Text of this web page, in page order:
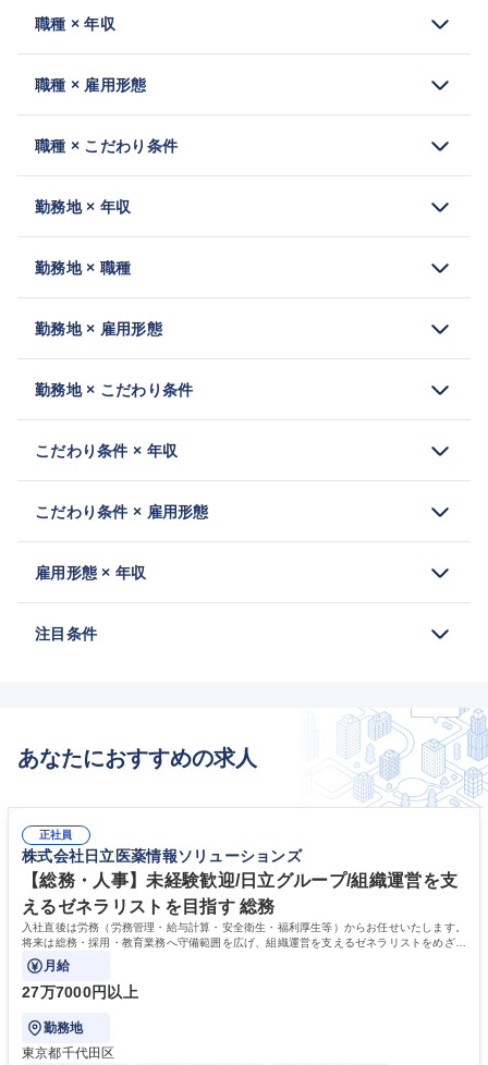
職種 × 年収
職種 × 雇用形態
職種 × こだわり条件
勤務地 × 年収
勤務地 × 職種
勤務地 × 雇用形態
勤務地 × こだわり条件
こだわり条件 × 年収
こだわり条件 × 雇用形態
雇用形態 × 年収
注目条件
あなたにおすすめの求人
正社員
株式会社日立医薬情報ソリューションズ
【総務・人事】未経験歓迎/日立グループ/組織運営を支
えるゼネラリストを目指す 総務
入社直後は労務（労務管理・給与計算・安全衛生・福利厚生等）からお任せいたします。
将来は総務・採用・教育業務へ守備範囲を広げ、組織運営を支えるゼネラリストをめざせ
ます。
月給
27万7000円以上
勤務地
東京都千代田区